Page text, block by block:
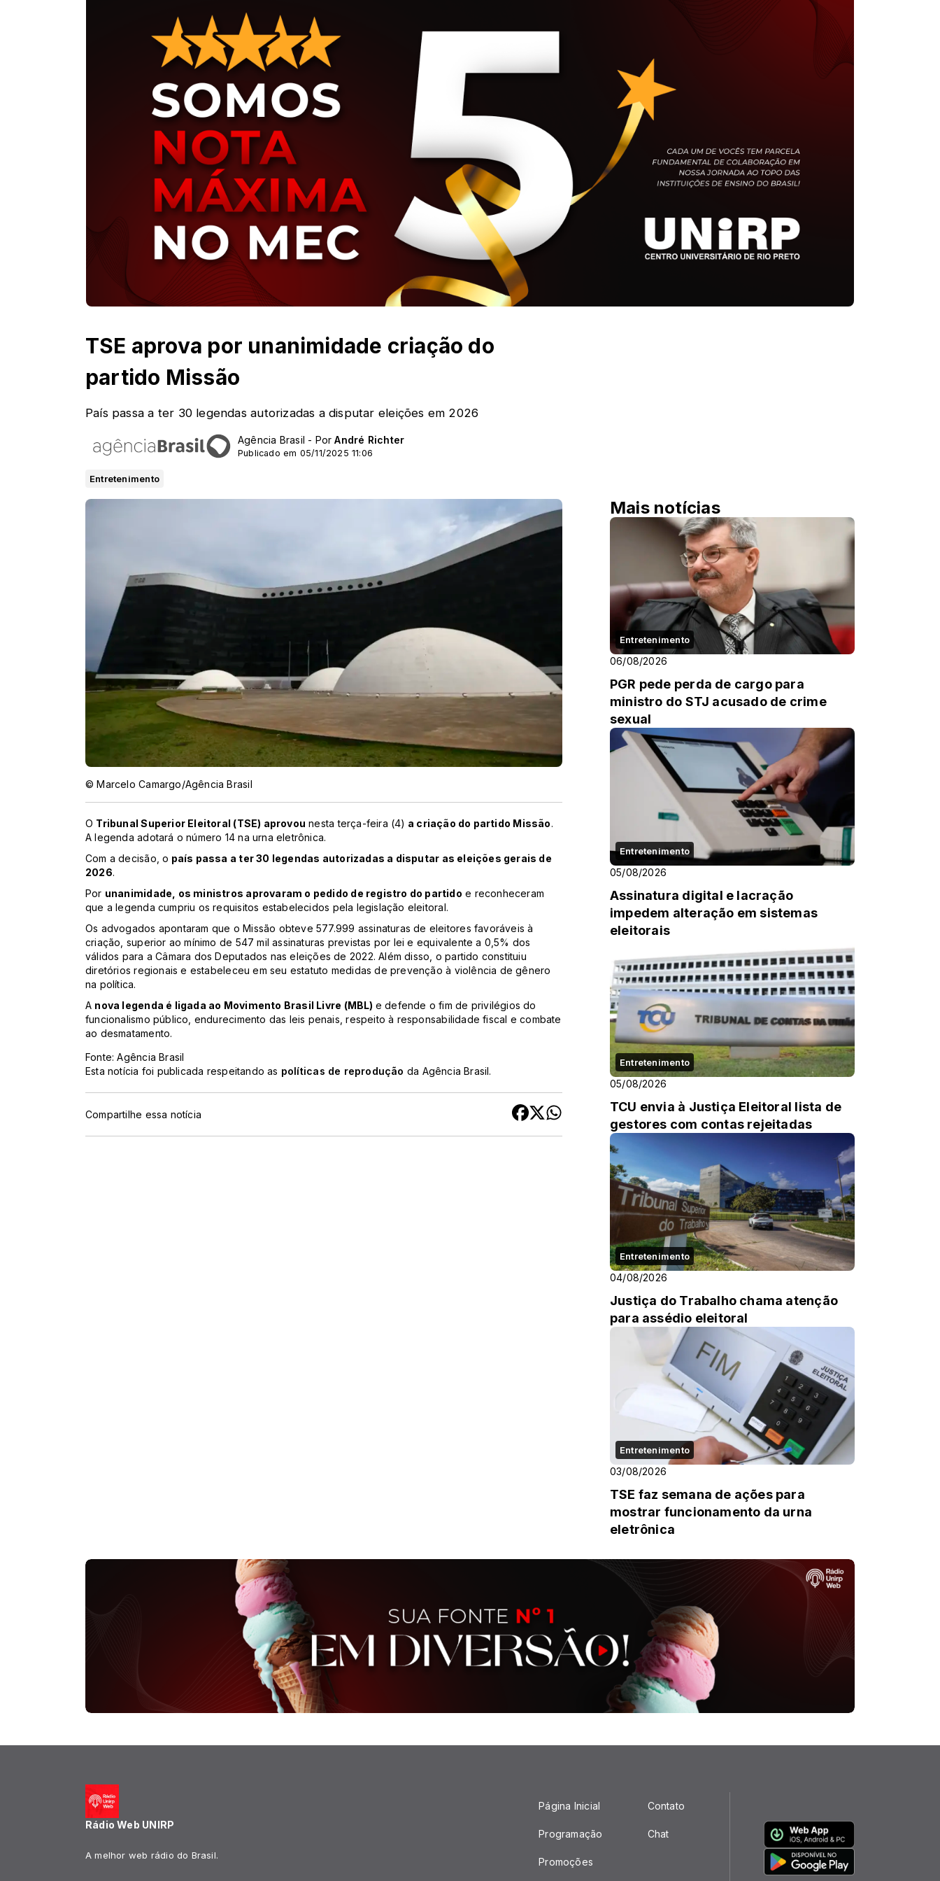
TSE aprova por unanimidade criação do
partido Missão
País passa a ter 30 legendas autorizadas a disputar eleições em 2026
Agência Brasil - PorAndré Richter
Publicado em 05/11/2025 11:06
Entretenimento
© Marcelo Camargo/Agência Brasil
O Tribunal Superior Eleitoral (TSE) aprovou nesta terça-feira (4) a criação do partido Missão.
A legenda adotará o número 14 na urna eletrônica.
Com a decisão, o país passa a ter 30 legendas autorizadas a disputar as eleições gerais de
2026.
Por unanimidade, os ministros aprovaram o pedido de registro do partido e reconheceram
que a legenda cumpriu os requisitos estabelecidos pela legislação eleitoral.
Os advogados apontaram que o Missão obteve 577.999 assinaturas de eleitores favoráveis à
criação, superior ao mínimo de 547 mil assinaturas previstas por lei e equivalente a 0,5% dos
válidos para a Câmara dos Deputados nas eleições de 2022. Além disso, o partido constituiu
diretórios regionais e estabeleceu em seu estatuto medidas de prevenção à violência de gênero
na política.
A nova legenda é ligada ao Movimento Brasil Livre (MBL) e defende o fim de privilégios do
funcionalismo público, endurecimento das leis penais, respeito à responsabilidade fiscal e combate
ao desmatamento.
Fonte: Agência Brasil
Esta notícia foi publicada respeitando as políticas de reprodução da Agência Brasil.
Compartilhe essa notícia
Mais notícias
Entretenimento
06/08/2026
PGR pede perda de cargo para
ministro do STJ acusado de crime
sexual
Entretenimento
05/08/2026
Assinatura digital e lacração
impedem alteração em sistemas
eleitorais
Entretenimento
05/08/2026
TCU envia à Justiça Eleitoral lista de
gestores com contas rejeitadas
Entretenimento
04/08/2026
Justiça do Trabalho chama atenção
para assédio eleitoral
Entretenimento
03/08/2026
TSE faz semana de ações para
mostrar funcionamento da urna
eletrônica
Rádio Web UNIRP
A melhor web rádio do Brasil.
Página Inicial
Programação
Promoções
Contato
Chat